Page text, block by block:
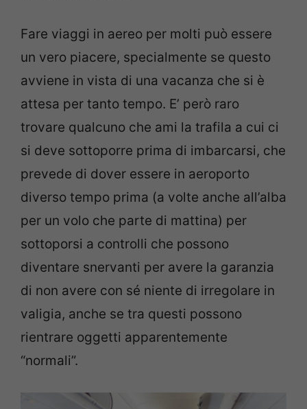
Fare viaggi in aereo per molti può essere
un vero piacere, specialmente se questo
avviene in vista di una vacanza che si è
attesa per tanto tempo. E’ però raro
trovare qualcuno che ami la trafila a cui ci
si deve sottoporre prima di imbarcarsi, che
prevede di dover essere in aeroporto
diverso tempo prima (a volte anche all’alba
per un volo che parte di mattina) per
sottoporsi a controlli che possono
diventare snervanti per avere la garanzia
di non avere con sé niente di irregolare in
valigia, anche se tra questi possono
rientrare oggetti apparentemente
“normali”.